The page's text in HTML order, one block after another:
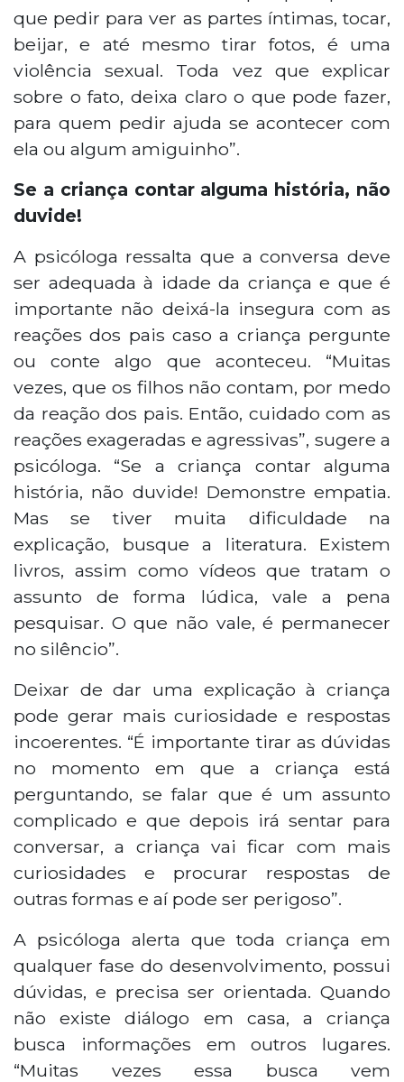
que pedir para ver as partes íntimas, tocar,
beijar, e até mesmo tirar fotos, é uma
violência sexual. Toda vez que explicar
sobre o fato, deixa claro o que pode fazer,
para quem pedir ajuda se acontecer com
ela ou algum amiguinho”.
Se a criança contar alguma história, não
duvide!
A psicóloga ressalta que a conversa deve
ser adequada à idade da criança e que é
importante não deixá-la insegura com as
reações dos pais caso a criança pergunte
ou conte algo que aconteceu. “Muitas
vezes, que os filhos não contam, por medo
da reação dos pais. Então, cuidado com as
reações exageradas e agressivas”, sugere a
psicóloga. “Se a criança contar alguma
história, não duvide! Demonstre empatia.
Mas se tiver muita dificuldade na
explicação, busque a literatura. Existem
livros, assim como vídeos que tratam o
assunto de forma lúdica, vale a pena
pesquisar. O que não vale, é permanecer
no silêncio”.
Deixar de dar uma explicação à criança
pode gerar mais curiosidade e respostas
incoerentes. “É importante tirar as dúvidas
no momento em que a criança está
perguntando, se falar que é um assunto
complicado e que depois irá sentar para
conversar, a criança vai ficar com mais
curiosidades e procurar respostas de
outras formas e aí pode ser perigoso”.
A psicóloga alerta que toda criança em
qualquer fase do desenvolvimento, possui
dúvidas, e precisa ser orientada. Quando
não existe diálogo em casa, a criança
busca informações em outros lugares.
“Muitas vezes essa busca vem